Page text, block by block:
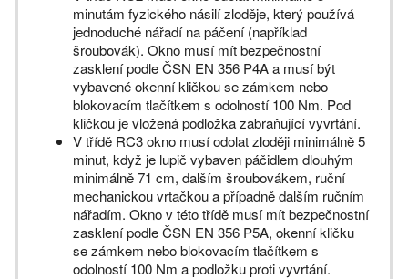
minutám fyzického násilí zloděje, který používá
jednoduché nářadí na páčení (například
šroubovák). Okno musí mít bezpečnostní
zasklení podle ČSN EN 356 P4A a musí být
vybavené okenní kličkou se zámkem nebo
blokovacím tlačítkem s odolností 100 Nm. Pod
kličkou je vložená podložka zabraňující vyvrtání.
V třídě RC3 okno musí odolat zloději minimálně 5
minut, když je lupič vybaven páčidlem dlouhým
minimálně 71 cm, dalším šroubovákem, ruční
mechanickou vrtačkou a případně dalším ručním
nářadím. Okno v této třídě musí mít bezpečnostní
zasklení podle ČSN EN 356 P5A, okenní kličku
se zámkem nebo blokovacím tlačítkem s
odolností 100 Nm a podložku proti vyvrtání.